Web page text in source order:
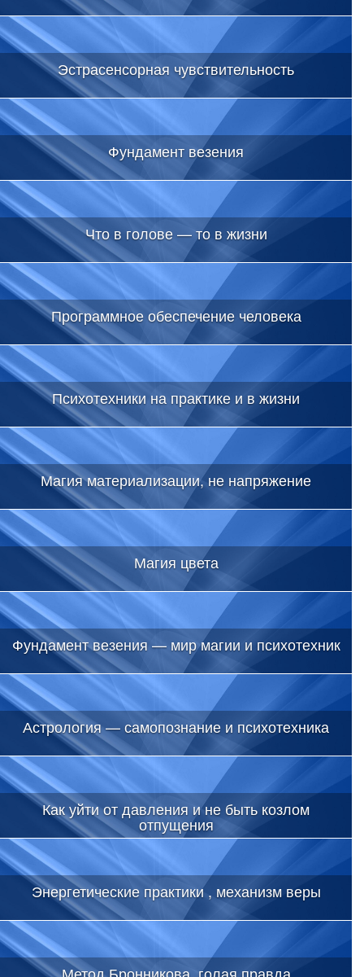
Эстрасенсорная чувствительность
Фундамент везения
Что в голове — то в жизни
Программное обеспечение человека
Психотехники на практике и в жизни
Магия материализации, не напряжение
Магия цвета
Фундамент везения — мир магии и психотехник
Астрология — самопознание и психотехника
Как уйти от давления и не быть козлом
отпущения
Энергетические практики , механизм веры